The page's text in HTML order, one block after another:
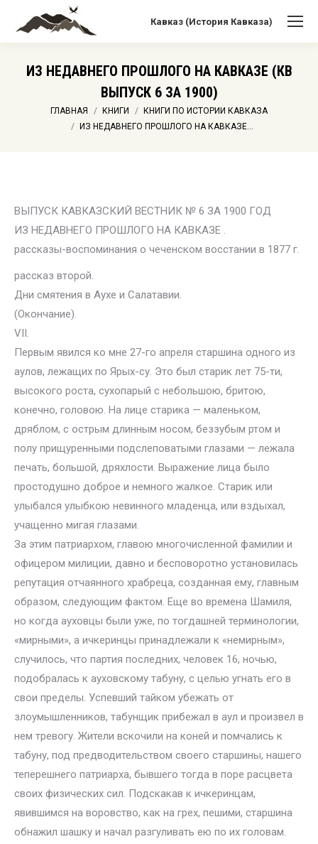
Кавказ (История Кавказа)
ИЗ НЕДАВНЕГО ПРОШЛОГО НА КАВКАЗЕ (КВ
ВЫПУСК 6 ЗА 1900)
Вы здесь:ГЛАВНАЯ КНИГИ
КНИГИ ПО ИСТОРИИ КАВКАЗА
ИЗ НЕДАВНЕГО ПРОШЛОГО НА КАВКАЗЕ…
ВЫПУСК КАВКАЗСКИЙ ВЕСТНИК № 6 ЗА 1900 ГОД
ИЗ НЕДАВНЕГО ПРОШЛОГО НА КАВКАЗЕ .
рассказы-воспоминания о чеченском восстании в 1877 г.
рассказ второй.
Дни смятения в Аухе и Салатавии.
(Окончание).
VII.
Первым явился ко мне 27-го апреля старшина одного из
аулов, лежащих по Ярых-су. Это был старик лет 75-ти,
высокого роста, сухопарый с небольшою, бритою,
конечно, головою. На лице старика — маленьком,
дряблом, с острым длинным носом, беззубым ртом и
полу прищуренными подслеповатыми глазами — лежала
печать, большой, дряхлости. Выражение лица было
простодушно доброе и немного жалкое. Старик или
улыбался улыбкою невинного младенца, или вздыхал,
учащенно мигая глазами.
За этим патриархом, главою многочисленной фамилии и
офицером милиции, давно и бесповоротно установилась
репутация отчаянного храбреца, созданная ему, главным
образом, следующим фактом. Еще во времена Шамиля,
но когда ауховцы были уже, по тогдашней терминологии,
«мирными», а ичкеринцы принадлежали к «немирным»,
случилось, что партия последних, человек 16, ночью,
подобралась к ауховскому табуну, с целью угнать его в
свои пределы. Успевший тайком убежать от
злоумышленников, табунщик прибежал в аул и произвел в
нем тревогу. Жители вскочили на коней и помчались к
табуну, под предводительством своего старшины, нашего
теперешнего патриарха, бывшего тогда в поре расцвета
своих физических сил. Подскакав к ичкеринцам,
явившимся на воровство, как на грех, пешими, старшина
обнажил шашку и начал разгуливать ею по их головам.